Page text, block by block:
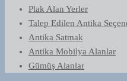
Plak Alan Yerler
Talep Edilen Antika
Antika Satmak
Antika Mobilya Alanlar
Gümüş Alanlar